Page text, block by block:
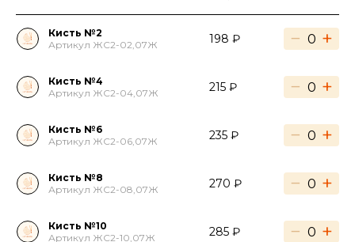
Кисть №2
Артикул ЖС2-02,07Ж
198 ₽ − +
Кисть №4
Артикул ЖС2-04,07Ж
215 ₽ − +
Кисть №6
Артикул ЖС2-06,07Ж
235 ₽ − +
Кисть №8
Артикул ЖС2-08,07Ж
270 ₽ − +
Кисть №10
Артикул ЖС2-10,07Ж
285 ₽ − +